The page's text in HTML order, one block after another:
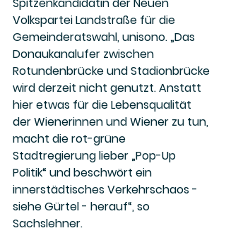
Spitzenkandidatin der Neuen
Volkspartei Landstraße für die
Gemeinderatswahl, unisono. „Das
Donaukanalufer zwischen
Rotundenbrücke und Stadionbrücke
wird derzeit nicht genutzt. Anstatt
hier etwas für die Lebensqualität
der Wienerinnen und Wiener zu tun,
macht die rot-grüne
Stadtregierung lieber „Pop-Up
Politik“ und beschwört ein
innerstädtisches Verkehrschaos -
siehe Gürtel - herauf“, so
Sachslehner.